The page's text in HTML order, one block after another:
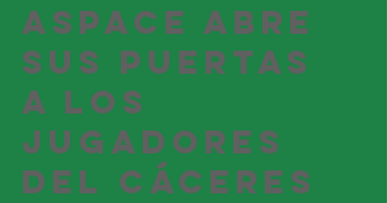
ASPACE abre
sus puertas
a los
jugadores
del Cáceres